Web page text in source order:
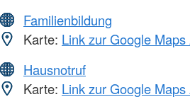
Familienbildung
Karte: Link zur Google
Hausnotruf
Karte: Link zur Google